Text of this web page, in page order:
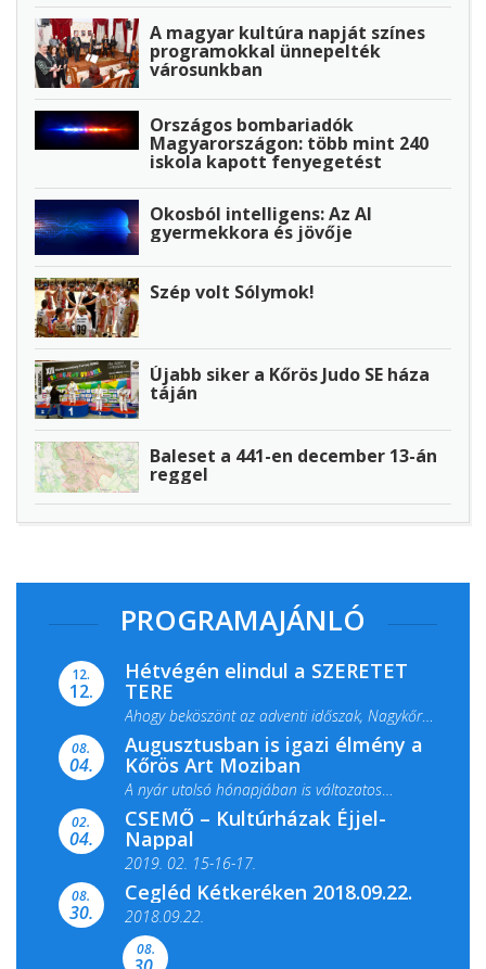
A magyar kultúra napját színes
programokkal ünnepelték
városunkban
Országos bombariadók
Magyarországon: több mint 240
iskola kapott fenyegetést
Okosból intelligens: Az AI
gyermekkora és jövője
Szép volt Sólymok!
Újabb siker a Kőrös Judo SE háza
táján
Baleset a 441-en december 13-án
reggel
PROGRAMAJÁNLÓ
12.
12.
Hétvégén elindul a SZERETET
TERE
Ahogy beköszönt az adventi időszak, Nagykőrös
ismét megtelik ünnepi fénnyel és közös...
08.
04.
Augusztusban is igazi élmény a
Kőrös Art Moziban
A nyár utolsó hónapjában is változatos
filmkínálattal, családi...
02.
04.
CSEMŐ – Kultúrházak Éjjel-
Nappal
2019. 02. 15-16-17.
Színes és tartalmas programokkal várja a
Csemői Községi Könyvtár és...
08.
30.
Cegléd Kétkeréken 2018.09.22.
2018.09.22.
08.